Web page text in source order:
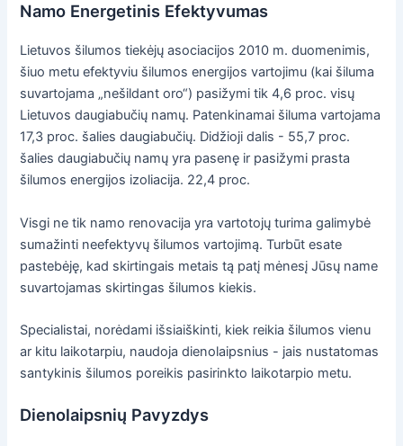
Namo Energetinis Efektyvumas
Lietuvos šilumos tiekėjų asociacijos 2010 m. duomenimis,
šiuo metu efektyviu šilumos energijos vartojimu (kai šiluma
suvartojama „nešildant oro“) pasižymi tik 4,6 proc. visų
Lietuvos daugiabučių namų. Patenkinamai šiluma vartojama
17,3 proc. šalies daugiabučių. Didžioji dalis - 55,7 proc.
šalies daugiabučių namų yra pasenę ir pasižymi prasta
šilumos energijos izoliacija. 22,4 proc.
Visgi ne tik namo renovacija yra vartotojų turima galimybė
sumažinti neefektyvų šilumos vartojimą. Turbūt esate
pastebėję, kad skirtingais metais tą patį mėnesį Jūsų name
suvartojamas skirtingas šilumos kiekis.
Specialistai, norėdami išsiaiškinti, kiek reikia šilumos vienu
ar kitu laikotarpiu, naudoja dienolaipsnius - jais nustatomas
santykinis šilumos poreikis pasirinkto laikotarpio metu.
Dienolaipsnių Pavyzdys